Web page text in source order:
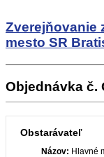
Zverejňovanie
mesto SR
Objednávka č.
Obstarávateľ
Názov: Hlavné